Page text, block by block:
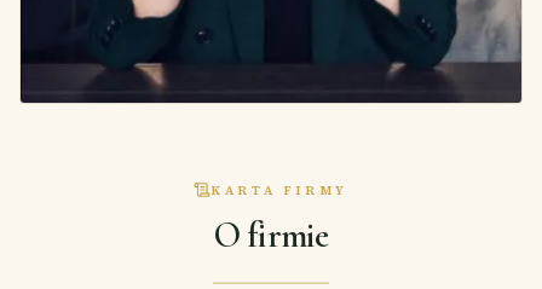
KARTA FIRMY
O firmie